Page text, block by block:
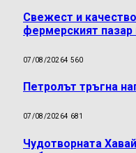
Свежест и
фермерският
07/08/20264 560
Петролът тръгна
07/08/20264 681
Чудотворната